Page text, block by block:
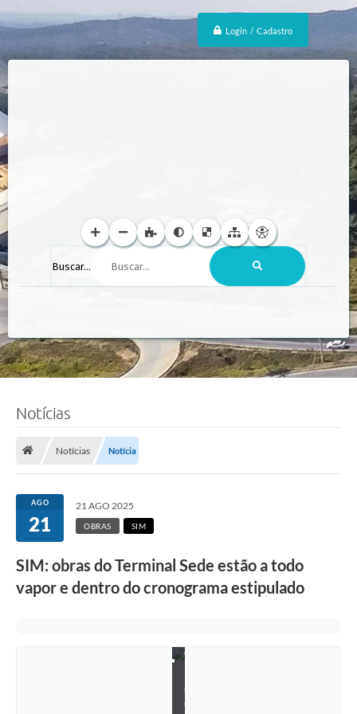
Login / Cadastro
Buscar...
Notícias
Notícias Notícia
AGO
21
21 AGO 2025
OBRAS SIM
SIM: obras do Terminal Sede estão a todo
vapor e dentro do cronograma estipulado
o
u
c